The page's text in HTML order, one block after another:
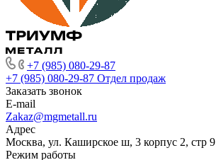
+7 (985) 080-29-87
+7 (985) 080-29-87 Отдел продаж
Заказать звонок
E-mail
Zakaz@mgmetall.ru
Адрес
Москва, ул. Каширское ш, 3 корпус 2, стр 9
Режим работы